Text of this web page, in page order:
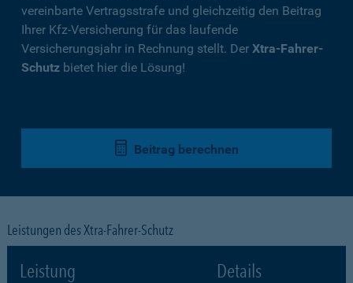
vereinbarte Vertragsstrafe und gleichzeitig den Beitrag
Ihrer Kfz-Versicherung für das laufende
Versicherungsjahr in Rechnung stellt. Der Xtra-Fahrer-
Schutz bietet hier die Lösung!
Beitrag berechnen
Leistungen des Xtra-Fahrer-Schutz
Leistung Details